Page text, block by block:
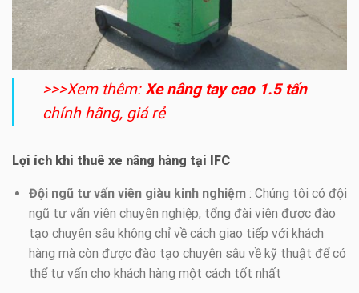
>>>Xem thêm:Xe nâng tay cao 1.5 tấn
chính hãng, giá rẻ
Lợi ích khi thuê xe nâng hàng tại IFC
Đội ngũ tư vấn viên giàu kinh nghiệm: Chúng tôi có đội
ngũ tư vấn viên chuyên nghiệp, tổng đài viên được đào
tạo chuyên sâu không chỉ về cách giao tiếp với khách
hàng mà còn được đào tạo chuyên sâu về kỹ thuật để có
thể tư vấn cho khách hàng một cách tốt nhất